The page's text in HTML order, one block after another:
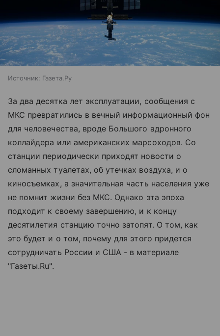
Источник: Газета.Ру
За два десятка лет эксплуатации, сообщения с
МКС превратились в вечный информационный фон
для человечества, вроде Большого адронного
коллайдера или американских марсоходов. Со
станции периодически приходят новости о
сломанных туалетах, об утечках воздуха, и о
киносъемках, а значительная часть населения уже
не помнит жизни без МКС. Однако эта эпоха
подходит к своему завершению, и к концу
десятилетия станцию точно затопят. О том, как
это будет и о том, почему для этого придется
сотрудничать России и США - в материале
"Газеты.Ru".